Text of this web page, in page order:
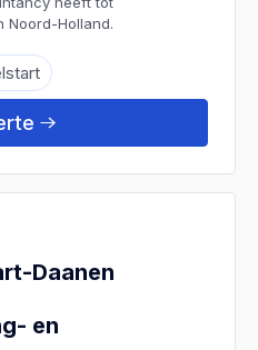
Noord-Holland.
Daanen
en